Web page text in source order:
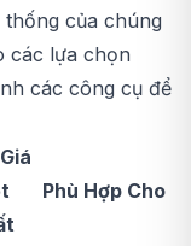
thống của chúng
các lựa chọn
các công cụ để
Phù Hợp Cho